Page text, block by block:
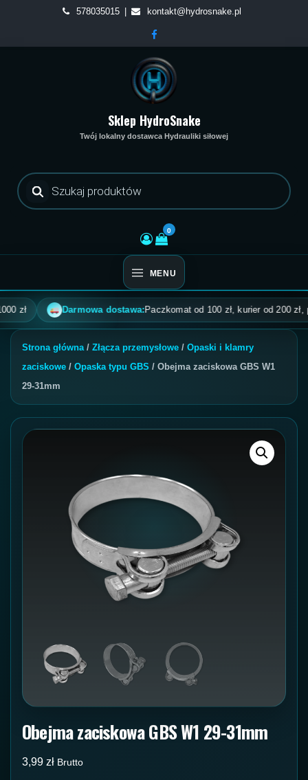
content
578035015 kontakt@hydrosnake.pl
Sklep HydroSnake
Twój lokalny dostawca Hydrauliki siłowej
Wyszukiwarka
produktów
0
MENU
Darmowa dostawa:Paczkomat od 100 zł, kurier od 200 zł,
Strona główna/ Złącza przemysłowe / Opaski i klamry
zaciskowe / Opaska typu GBS / Obejma zaciskowa GBS W1
29-31mm
Obejma zaciskowa GBS W1 29-31mm
3,99 zł Brutto